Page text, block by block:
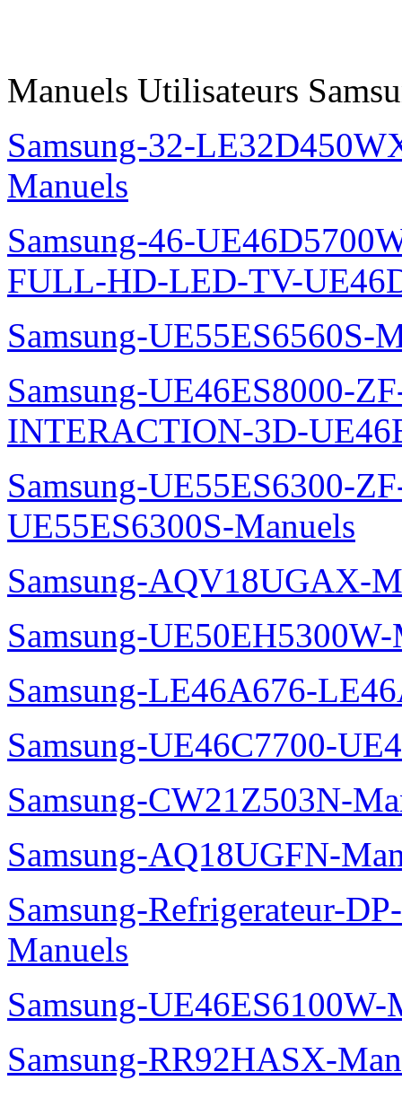
Manuels Utilisateurs
Samsung-32-
Manuels
Samsung-46-
FULL-HD-LED-TV-
Samsung-UE55ES6560S-
Samsung-UE46ES8000-
INTERACTION-3D-
Samsung-UE55ES6300-
UE55ES6300S-Manuels
Samsung-AQV18UGAX-
Samsung-UE50EH5300W-
Samsung-LE46A676-
Samsung-UE46C7700-
Samsung-CW21Z503N-
Samsung-AQ18UGFN-
Samsung-Refrigerateur-
Manuels
Samsung-UE46ES6100W-
Samsung-RR92HASX-